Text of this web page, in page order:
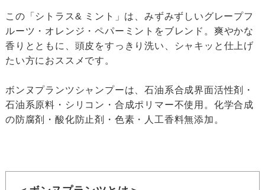
この「シトラス& ミント」は、みずみずしいグレープフ
ルーツ・オレンジ・ペパーミントをブレンド。爽やかな
香りとともに、頭皮をすっきり洗い、シャキッと仕上げ
たい方におススメです。
ボンヌプランツシャンプーは、石油系合成界面活性剤・
石油系原料・シリコン・合成ポリマー不使用。化学合成
の防腐剤・酸化防止剤・色素・人工香料無添加。